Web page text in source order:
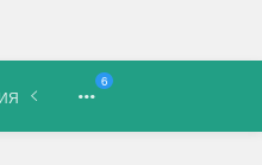
6